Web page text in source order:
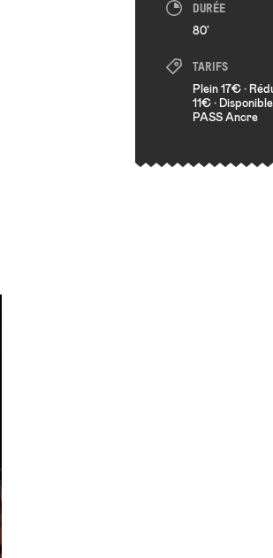
DURÉE
80'
TARIFS
Plein 17€ •
11€ •
PASS Ancre